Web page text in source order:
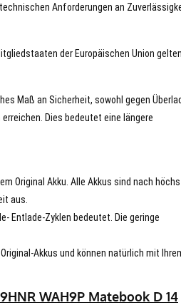
Anforderungen an
der Europäischen Union
Maß an Sicherheit, sowohl gegen
Dies bedeutet eine längere
Original Akku. Alle Akkus sind nach
aus.
Entlade-Zyklen bedeutet. Die geringe
Akkus und können natürlich mit
WAH9P Matebook D 14